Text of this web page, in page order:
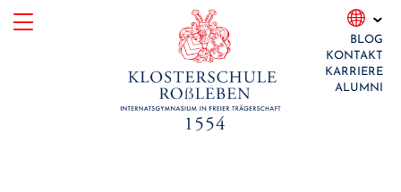
Skip
BLOG
KONTAKT
KARRIERE
ALUMNI